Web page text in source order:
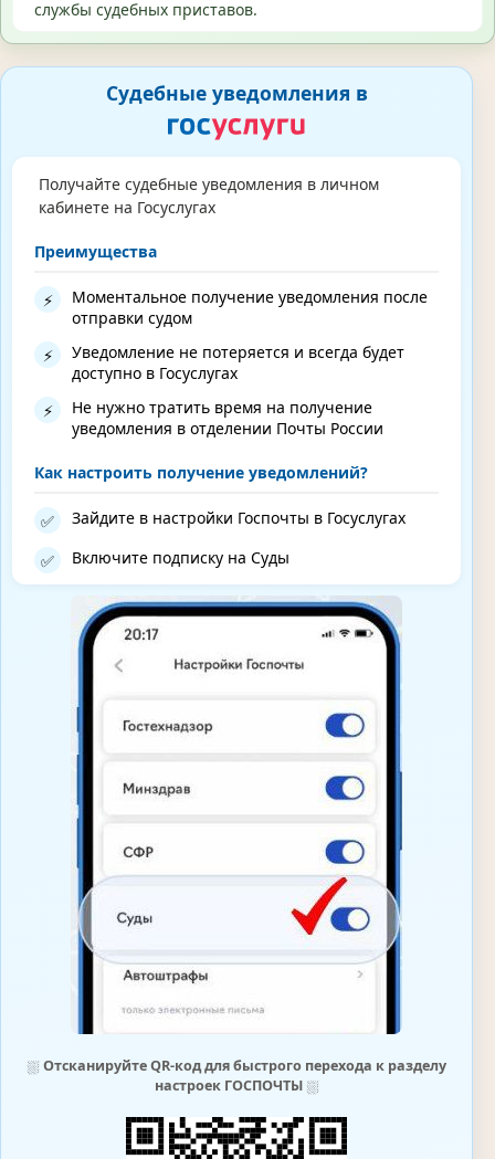
службы судебных приставов.
Судебные уведомления в
Получайте судебные уведомления в личном
кабинете на Госуслугах
Преимущества
⚡
Моментальное получение уведомления после
отправки судом
⚡
Уведомление не потеряется и всегда будет
доступно в Госуслугах
⚡
Не нужно тратить время на получение
уведомления в отделении Почты России
Как настроить получение уведомлений?
✅ Зайдите в настройки Госпочты в Госуслугах
✅ Включите подписку на Суды
⛆ Отсканируйте QR-код для быстрого перехода к разделу
настроек ГОСПОЧТЫ⛆